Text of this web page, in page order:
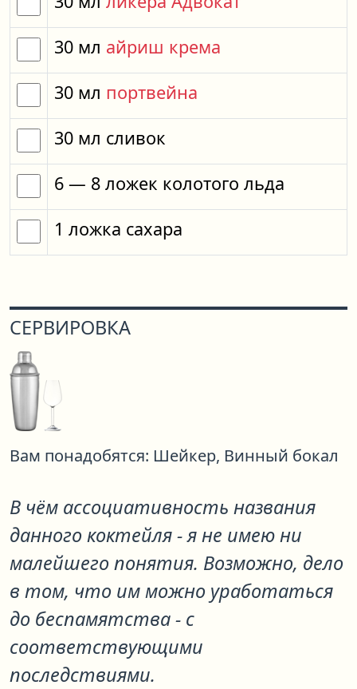
30 мл айриш крема
30 мл портвейна
30 мл сливок
6 — 8 ложек колотого льда
1 ложка сахара
СЕРВИРОВКА
Вам понадобятся: Шейкер, Винный бокал
В чём ассоциативность названия
данного коктейля - я не имею ни
малейшего понятия. Возможно, дело
в том, что им можно уработаться
до беспамятства - с
соответствующими
последствиями.